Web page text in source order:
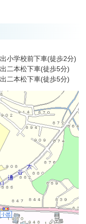
小学校前下車(徒歩2分)
二本松下車(徒歩5分)
二本松下車(徒歩5分)